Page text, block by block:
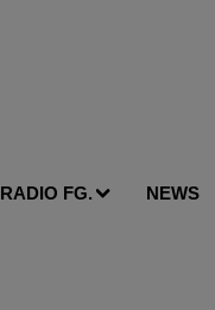
RADIO FG. NEWS